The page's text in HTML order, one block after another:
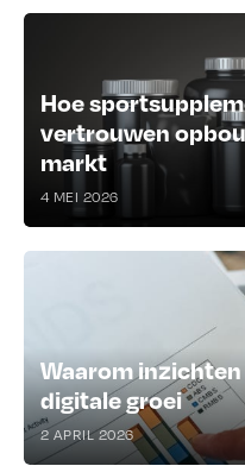
Hoe
vertrouwen
markt
4 MEI 2026
Waarom
digitale groei
2 APRIL 2026